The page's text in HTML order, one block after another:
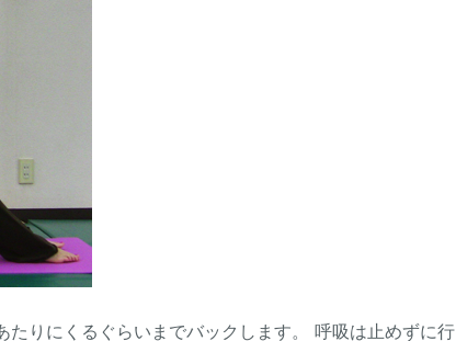
りにくるぐらいまでバックします。 呼吸は止めずに行